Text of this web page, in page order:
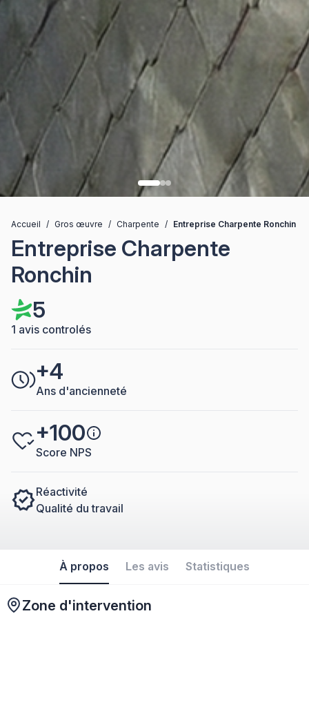
Accueil / Gros œuvre / Charpente / Entreprise Charpente Ronchin
Entreprise Charpente
Ronchin
5
1 avis controlés
+4
Ans d'ancienneté
+100
Score NPS
Réactivité
Qualité du travail
À propos Les avis Statistiques
Zone d'intervention